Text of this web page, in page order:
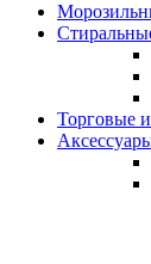
Торговые